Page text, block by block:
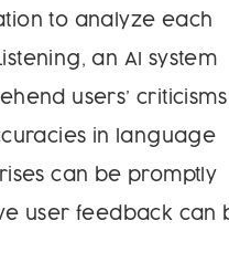
to analyze each
an AI system
users’ criticisms
in language
can be promptly
user feedback can